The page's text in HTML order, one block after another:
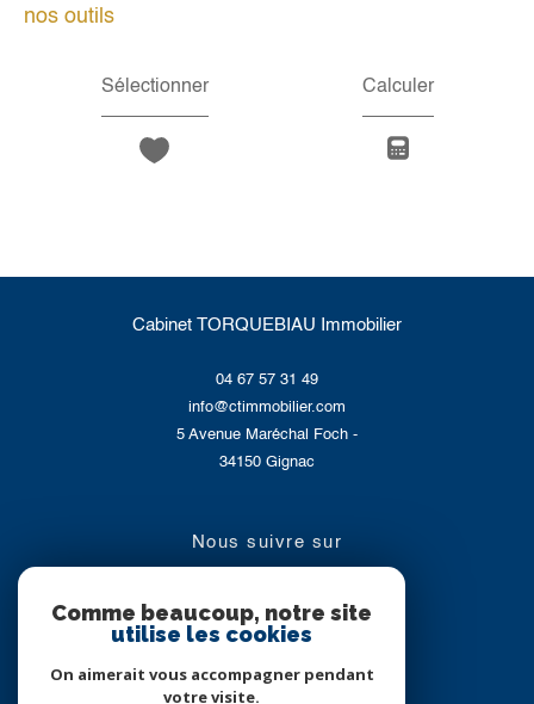
nos outils
Sélectionner Calculer
Cabinet TORQUEBIAU Immobilier
04 67 57 31 49
info@ctimmobilier.com
5 Avenue Maréchal Foch -
34150
Gignac
nous suivre sur
Comme beaucoup, notre site
utilise les cookies
On aimerait vous accompagner pendant
votre visite.